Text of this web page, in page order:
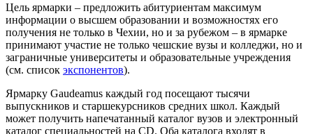
Цель ярмарки – предложить абитуриентам максимум
информации о высшем образовании и возможностях его
получения не только в Чехии, но и за рубежом – в ярмарке
принимают участие не только чешские вузы и колледжи, но и
заграничные университеты и образовательные учреждения
(см. список экспонентов).
Ярмарку Gaudeamus каждый год посещают тысячи
выпускников и старшекурсников средних школ. Каждый
может получить напечатанный каталог вузов и электронный
каталог специальностей на CD. Оба каталога входят в